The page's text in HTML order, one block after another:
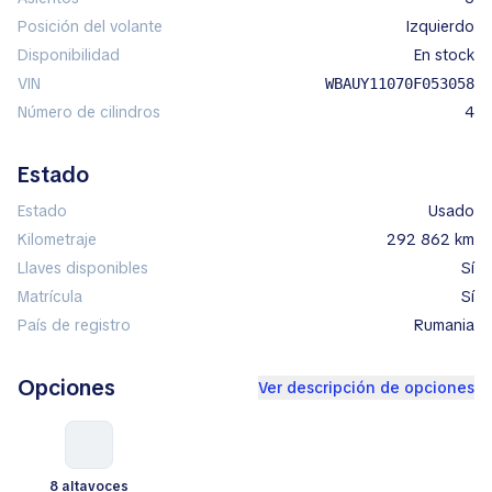
Posición del volante
izquierdo
Disponibilidad
en stock
VIN
WBAUY11070F053058
Número de cilindros 4
Estado
Estado
Usado
Kilometraje
292 862 km
Llaves disponibles
Sí
Matrícula
Sí
País de registro
Rumania
Opciones Ver descripción de opciones
8 altavoces